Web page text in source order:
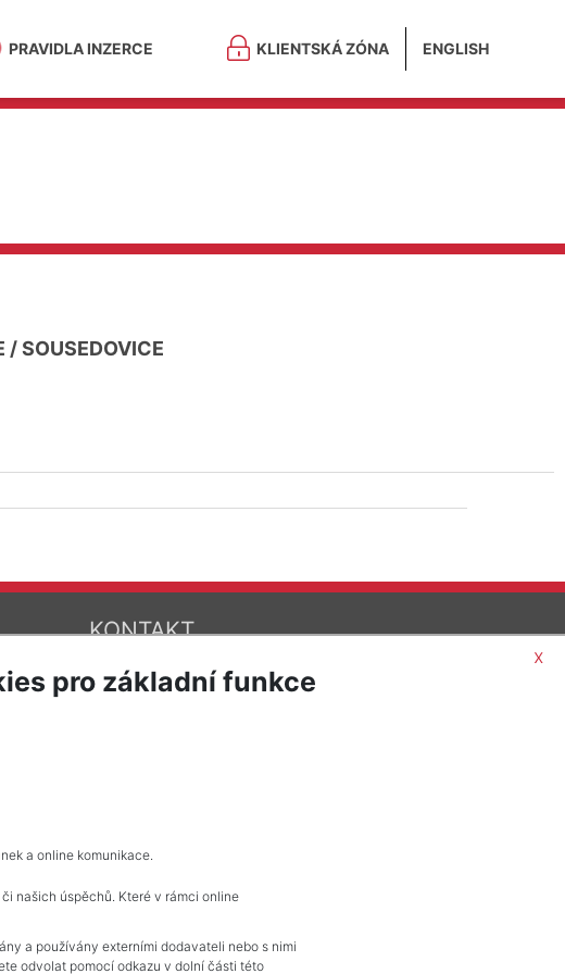
PRAVIDLA INZERCE KLIENTSKÁ ZÓNA ENGLISH
/SOUSEDOVICE
KONTAKT
Pražské reality
Budějovická 778/3
x
pro základní funkce
a online komunikace.
našich úspěchů. Které v rámci online
a používány externími dodavateli nebo s nimi
odvolat pomocí odkazu v dolní části této